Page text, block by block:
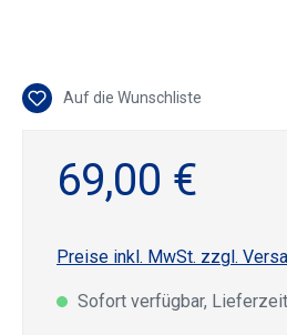
Auf die Wunschliste
69,00 €
Preise inkl. MwSt. zzgl.
Sofort verfügbar,